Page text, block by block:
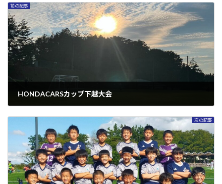
前の記事
HONDACARSカップ下越大会
次の記事